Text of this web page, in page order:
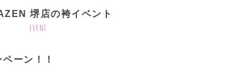
堺店の袴イベント
event
ーン！！